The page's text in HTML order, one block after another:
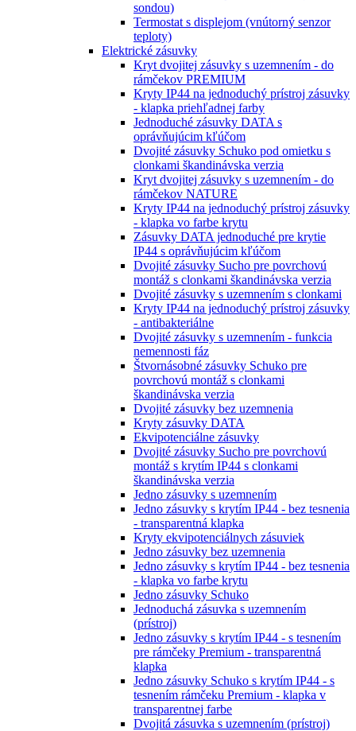
sondou)
Termostat s displejom (vnútorný senzor
teploty)
Elektrické zásuvky
Kryt dvojitej zásuvky s uzemnením - do
rámčekov PREMIUM
Kryty IP44 na jednoduchý prístroj zásuvky
- klapka priehľadnej farby
Jednoduché zásuvky DATA s
oprávňujúcim kľúčom
Dvojité zásuvky Schuko pod omietku s
clonkami škandinávska verzia
Kryt dvojitej zásuvky s uzemnením - do
rámčekov NATURE
Kryty IP44 na jednoduchý prístroj zásuvky
- klapka vo farbe krytu
Zásuvky DATA jednoduché pre krytie
IP44 s oprávňujúcim kľúčom
Dvojité zásuvky Sucho pre povrchovú
montáž s clonkami škandinávska verzia
Dvojité zásuvky s uzemnením s clonkami
Kryty IP44 na jednoduchý prístroj zásuvky
- antibakteriálne
Dvojité zásuvky s uzemnením - funkcia
nemennosti fáz
Štvornásobné zásuvky Schuko pre
povrchovú montáž s clonkami
škandinávska verzia
Dvojité zásuvky bez uzemnenia
Kryty zásuvky DATA
Ekvipotenciálne zásuvky
Dvojité zásuvky Sucho pre povrchovú
montáž s krytím IP44 s clonkami
škandinávska verzia
Jedno zásuvky s uzemnením
Jedno zásuvky s krytím IP44 - bez tesnenia
- transparentná klapka
Kryty ekvipotenciálnych zásuviek
Jedno zásuvky bez uzemnenia
Jedno zásuvky s krytím IP44 - bez tesnenia
- klapka vo farbe krytu
Jedno zásuvky Schuko
Jednoduchá zásuvka s uzemnením
(prístroj)
Jedno zásuvky s krytím IP44 - s tesnením
pre rámčeky Premium - transparentná
klapka
Jedno zásuvky Schuko s krytím IP44 - s
tesnením rámčeku Premium - klapka v
transparentnej farbe
Dvojitá zásuvka s uzemnením (prístroj)